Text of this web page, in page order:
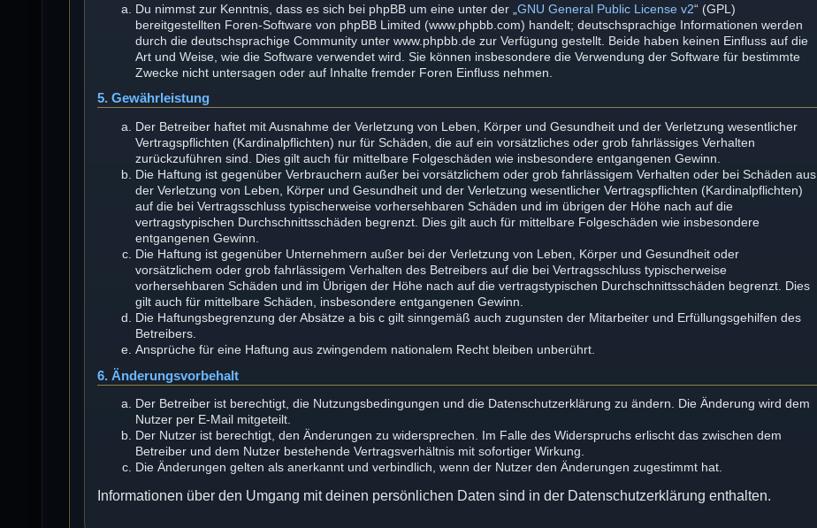
Du nimmst zur Kenntnis, dass es sich bei phpBB um eine unter der „GNU General Public License v2“ (GPL)
bereitgestellten Foren-Software von phpBB Limited (www.phpbb.com) handelt; deutschsprachige Informationen werden
durch die deutschsprachige Community unter www.phpbb.de zur Verfügung gestellt. Beide haben keinen Einfluss auf die
Art und Weise, wie die Software verwendet wird. Sie können insbesondere die Verwendung der Software für bestimmte
Zwecke nicht untersagen oder auf Inhalte fremder Foren Einfluss nehmen.
5. Gewährleistung
Der Betreiber haftet mit Ausnahme der Verletzung von Leben, Körper und Gesundheit und der Verletzung wesentlicher
Vertragspflichten (Kardinalpflichten) nur für Schäden, die auf ein vorsätzliches oder grob fahrlässiges Verhalten
zurückzuführen sind. Dies gilt auch für mittelbare Folgeschäden wie insbesondere entgangenen Gewinn.
Die Haftung ist gegenüber Verbrauchern außer bei vorsätzlichem oder grob fahrlässigem Verhalten oder bei Schäden aus
der Verletzung von Leben, Körper und Gesundheit und der Verletzung wesentlicher Vertragspflichten (Kardinalpflichten)
auf die bei Vertragsschluss typischerweise vorhersehbaren Schäden und im übrigen der Höhe nach auf die
vertragstypischen Durchschnittsschäden begrenzt. Dies gilt auch für mittelbare Folgeschäden wie insbesondere
entgangenen Gewinn.
Die Haftung ist gegenüber Unternehmern außer bei der Verletzung von Leben, Körper und Gesundheit oder
vorsätzlichem oder grob fahrlässigem Verhalten des Betreibers auf die bei Vertragsschluss typischerweise
vorhersehbaren Schäden und im Übrigen der Höhe nach auf die vertragstypischen Durchschnittsschäden begrenzt. Dies
gilt auch für mittelbare Schäden, insbesondere entgangenen Gewinn.
Die Haftungsbegrenzung der Absätze a bis c gilt sinngemäß auch zugunsten der Mitarbeiter und Erfüllungsgehilfen des
Betreibers.
Ansprüche für eine Haftung aus zwingendem nationalem Recht bleiben unberührt.
6. Änderungsvorbehalt
Der Betreiber ist berechtigt, die Nutzungsbedingungen und die Datenschutzerklärung zu ändern. Die Änderung wird dem
Nutzer per E-Mail mitgeteilt.
Der Nutzer ist berechtigt, den Änderungen zu widersprechen. Im Falle des Widerspruchs erlischt das zwischen dem
Betreiber und dem Nutzer bestehende Vertragsverhältnis mit sofortiger Wirkung.
Die Änderungen gelten als anerkannt und verbindlich, wenn der Nutzer den Änderungen zugestimmt hat.
Informationen über den Umgang mit deinen persönlichen Daten sind in der Datenschutzerklärung enthalten.